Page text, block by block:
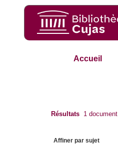
Accueil
Résultats 1 document
Affiner par sujet